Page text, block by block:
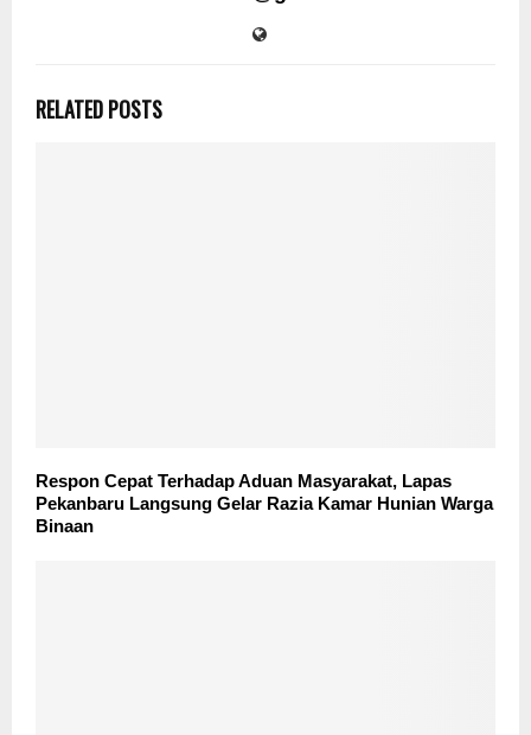
RELATED POSTS
Respon Cepat Terhadap Aduan Masyarakat, Lapas
Pekanbaru Langsung Gelar Razia Kamar Hunian Warga
Binaan